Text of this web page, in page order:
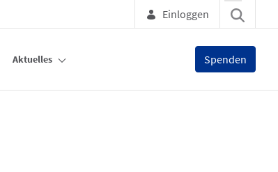
Einloggen
Aktuelles Spenden